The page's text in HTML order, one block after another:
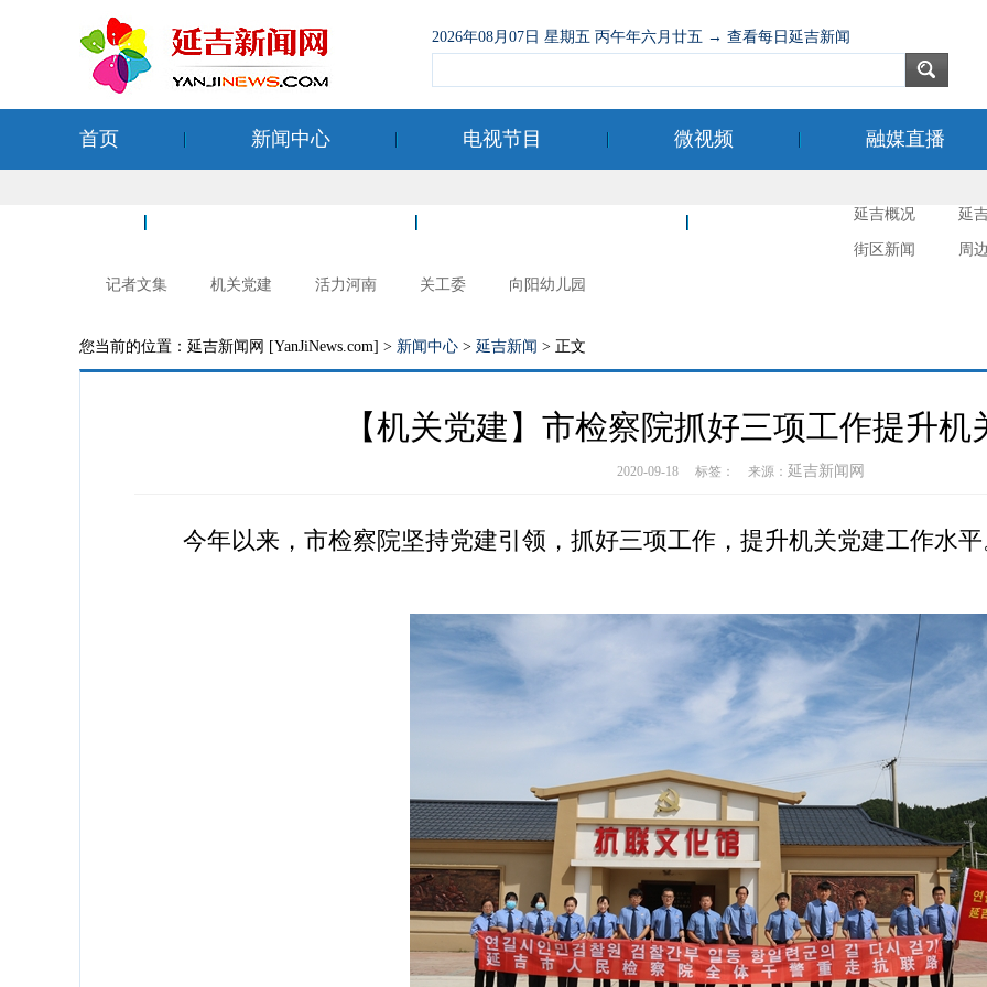
2026年08月07日 星期五 丙午年六月廿五 → 查看每日延吉新闻
首页 新闻中心 电视节目 微视频 融媒直播
延吉概况 延
街区新闻 周
记者文集 机关党建 活力河南 关工委 向阳幼儿园
您当前的位置：延吉新闻网 [YanJiNews.com] > 新闻中心 > 延吉新闻 > 正文
【机关党建】市检察院抓好三项工作提升机
2020-09-18 标签： 来源： 延吉新闻网
今年以来，市检察院坚持党建引领，抓好三项工作，提升机关党建工作水平